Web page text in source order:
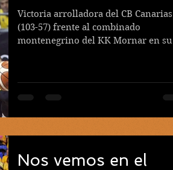
Victoria arrolladora del CB Canarias
(103-57) frente al combinado
montenegrino del KK Mornar en su
Nos vemos en el